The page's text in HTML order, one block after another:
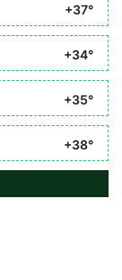
+37°
+34°
+35°
+38°